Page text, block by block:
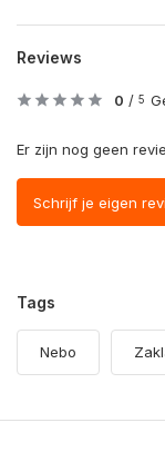
Reviews
0 / 5
Er zijn nog geen
Schrijf je eigen
Tags
Nebo